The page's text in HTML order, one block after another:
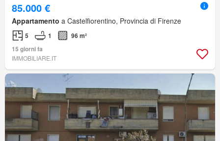
85.000 €
Appartamento a Castelfiorentino, Provincia di Firenze
5 1
96 m²
15 giorni fa
IMMOBILIARE.IT